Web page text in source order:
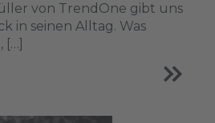
von TrendOne gibt uns
in seinen Alltag. Was
[…]